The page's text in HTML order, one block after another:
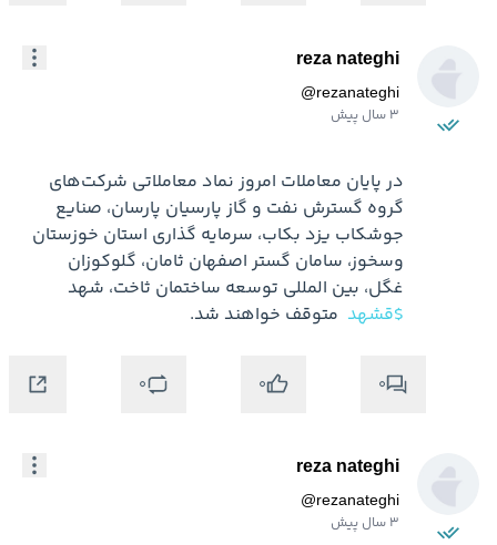
reza nateghi
@rezanateghi
3 سال پیش
غگل، بین المللی توسعه ساختمان ثاخت، شهد
$قشهد متوقف خواهند شد.
0
0
0
reza nateghi
@rezanateghi
3 سال پیش